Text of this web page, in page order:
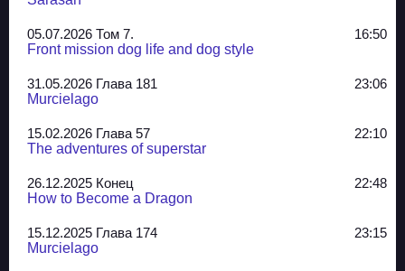
05.07.2026 Том 7.
16:50
Front mission dog life and dog style
31.05.2026 Глава 181
23:06
Murcielago
15.02.2026 Глава 57
22:10
The adventures of superstar
26.12.2025 Конец
22:48
How to Become a Dragon
15.12.2025 Глава 174
23:15
Murcielago